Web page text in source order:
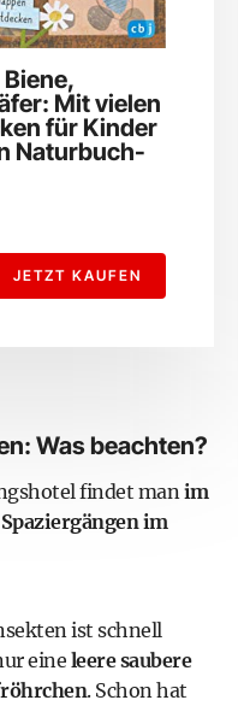
Mit vielen
für Kinder
Naturbuch-
JETZT KAUFEN
Was beachten?
findet man im
im
ist schnell
eine leere saubere
. Schon hat